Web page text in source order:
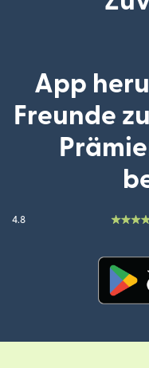
App
Freunde
4.8